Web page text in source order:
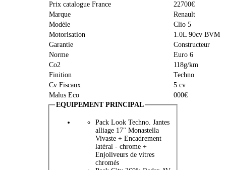
Prix catalogue France
22700€
Marque
Renault
Modèle
Clio 5
Motorisation
1.0L 90cv BVM
Garantie
Constructeur
Norme
Euro 6
Co2
118g/km
Finition
Techno
Cv Fiscaux
5 cv
Malus Eco
000€
EQUIPEMENT PRINCIPAL
Pack Look Techno. Jantes
alliage 17" Monastella
Vivaste + Encadrement
latéral - chrome +
Enjoliveurs de vitres
chromés